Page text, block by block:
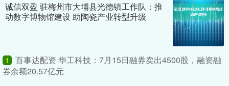
诚信双盈 驻梅州市大埔县光德镇工作队：推
动数字博物馆建设 助陶瓷产业转型升级
1
百事达配资 华工科技：7月15日融券卖出4500股，融资融
券余额20.57亿元